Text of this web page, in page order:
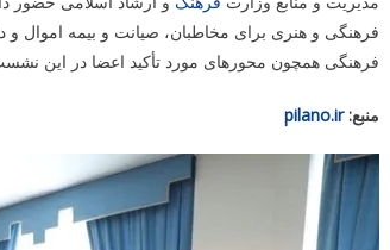
فرهنگی و هنری برای مخاطبان، صیانت و بیمه اموال و
فرهنگی همچون محورهای مورد تأکید اعضا در این
منبع:pilano.ir